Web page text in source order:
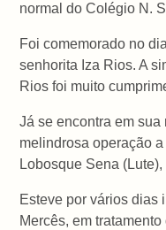
normal do Colégio N.
Foi comemorado no
senhorita Iza Rios. A
Rios foi muito
Já se encontra em
melindrosa operação
Lobosque Sena
Esteve por vários dias
Mercês, em